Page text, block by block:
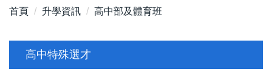
首頁 升學資訊 高中部及體育班
高中特殊選才